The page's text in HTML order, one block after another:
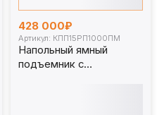
428 000₽
Артикул: КПП15РП1000ПМ
Напольный ямный
подъемник с